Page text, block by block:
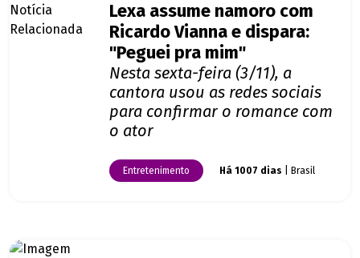
Lexa assume namoro com
Ricardo Vianna e dispara:
"Peguei pra mim"
Nesta sexta-feira (3/11), a
cantora usou as redes sociais
para confirmar o romance com
o ator
Entretenimento Há 1007 dias | Brasil